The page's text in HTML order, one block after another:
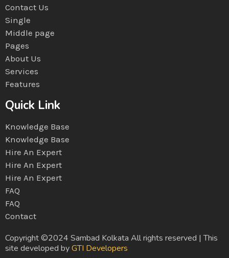
Contact Us
Single
Middle page
Pages
About Us
Services
Features
Quick Link
Knowledge Base
Knowledge Base
Hire An Expert
Hire An Expert
Hire An Expert
FAQ
FAQ
Contact
Copyright ©2024 Sambad Kolkata All rights reserved | This
site developed byGTI Developers